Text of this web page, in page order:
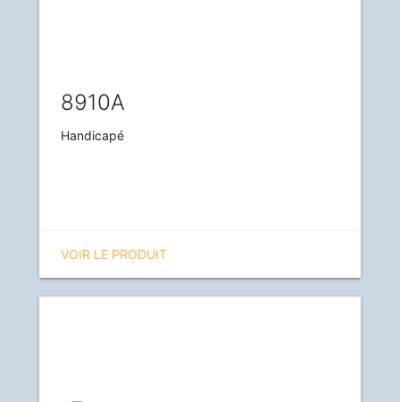
8910A
Handicapé
VOIR LE PRODUIT